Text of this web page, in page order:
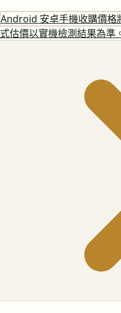
Android 安卓手機收購價格
式估價以實機檢測結果為準